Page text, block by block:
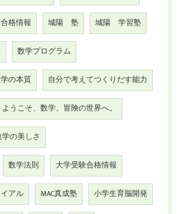
格情報 城陽 塾 城陽 学習塾
数学プログラム
の本質 自分で考えてつくりだす能力
ようこそ、数学、冒険の世界へ。
の美しさ
数学法則 大学受験合格情報
アル MAC真成塾 小学生育脳開発